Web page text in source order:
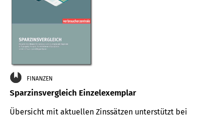
FINANZEN
Sparzinsvergleich Einzelexemplar
Übersicht mit aktuellen Zinssätzen unterstützt bei